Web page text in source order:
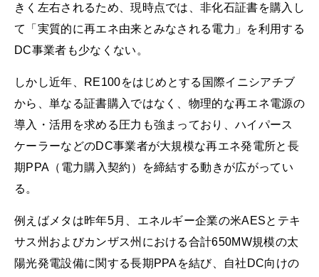
きく左右されるため、現時点では、非化石証書を購入し
て「実質的に再エネ由来とみなされる電力」を利用する
DC事業者も少なくない。
しかし近年、RE100をはじめとする国際イニシアチブ
から、単なる証書購入ではなく、物理的な再エネ電源の
導入・活用を求める圧力も強まっており、ハイパース
ケーラーなどのDC事業者が大規模な再エネ発電所と長
期PPA（電力購入契約）を締結する動きが広がってい
る。
例えばメタは昨年5月、エネルギー企業の米AESとテキ
サス州およびカンザス州における合計650MW規模の太
陽光発電設備に関する長期PPAを結び、自社DC向けの